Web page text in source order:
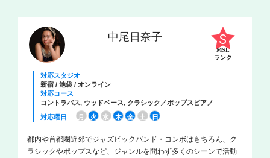
中尾日奈子
MSL
ランク
対応スタジオ
新宿 / 池袋 / オンライン
対応コース
コントラバス, ウッドベース, クラシック／ポップスピアノ
対応曜日
月 火 水 木 金 土 日
都内や首都圏近郊でジャズビックバンド・コンボはもちろん、ク
ラシックやポップスなど、ジャンルを問わず多くのシーンで活動